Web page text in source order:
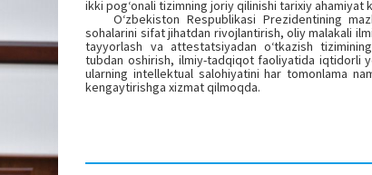
ikki pog‘onali tizimning joriy qilinishi tarixiy ahamiyat
    O‘zbekiston Respublikasi Prezidentining mazkur farmoni ta’lim va fan
sohalarini sifat jihatdan rivojlantirish, oliy malakali
tayyorlash va attestatsiyadan o‘tkazish
tubdan oshirish, ilmiy-tadqiqot faoliyatida iqtidorli
ularning intellektual salohiyatini har tomonlama
kengaytirishga xizmat qilmoqda.